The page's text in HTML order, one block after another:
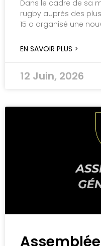
Dans le cadre de sa
rugby auprès des
15 a organisé une
EN SAVOIR PLUS >
12 Juin, 2026